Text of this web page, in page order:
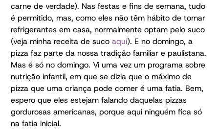
carne de verdade). Nas festas e fins de semana, tudo
é permitido, mas, como eles não têm hábito de tomar
refrigerantes em casa, normalmente optam pelo suco
(veja minha receita de sucoaqui). E no domingo, a
pizza faz parte da nossa tradição familiar e paulistana.
Mas é só no domingo. Vi uma vez um programa sobre
nutrição infantil, em que se dizia que o máximo de
pizza que uma criança pode comer é uma fatia. Bem,
espero que eles estejam falando daquelas pizzas
gordurosas americanas, porque aqui ninguém fica só
na fatia inicial.